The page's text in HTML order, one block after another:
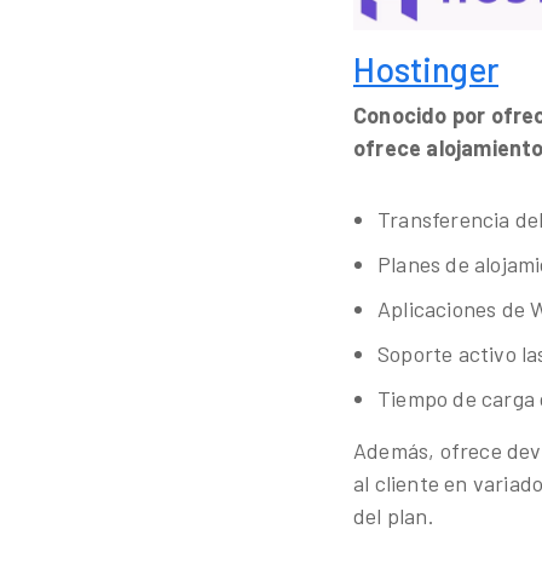
Hostinger
Conocido por
ofrece
Transferencia
Planes de
Aplicaciones de
Soporte activo
Tiempo de
Además, ofrece
al cliente en
del plan.